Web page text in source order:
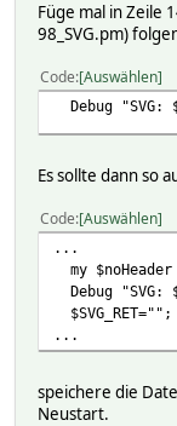
Füge mal in Zeile
98_SVG.pm)
Code Auswählen
Debug "SVG:
Es sollte dann so
Code Auswählen
...
my
Debug "SVG:
$SVG_RET="";
...
speichere die
Neustart.